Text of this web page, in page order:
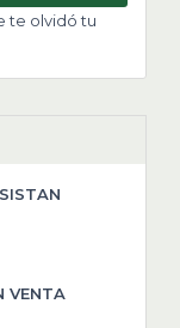
te olvidó tu
VENTA